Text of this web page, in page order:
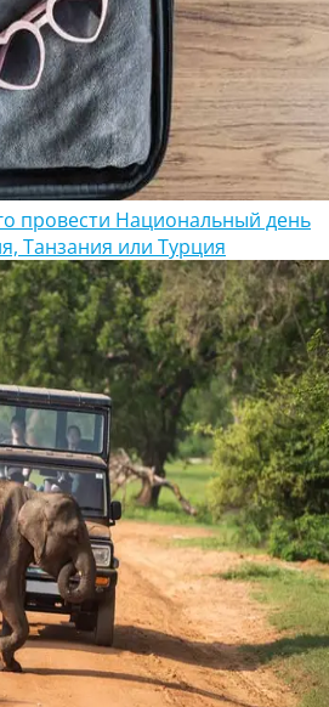
провести Национальный день
Танзания или Турция